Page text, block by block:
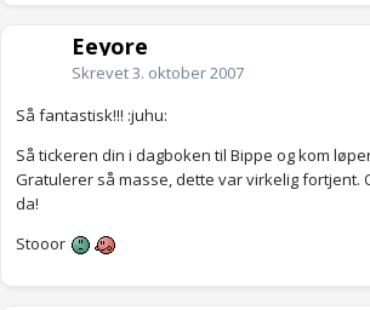
Eeyore
Skrevet3. oktober 2007
Så fantastisk!!! :juhu:
Så tickeren din i dagboken til Bippe og kom
Gratulerer så masse, dette var virkelig fortjent.
da!
Stooor